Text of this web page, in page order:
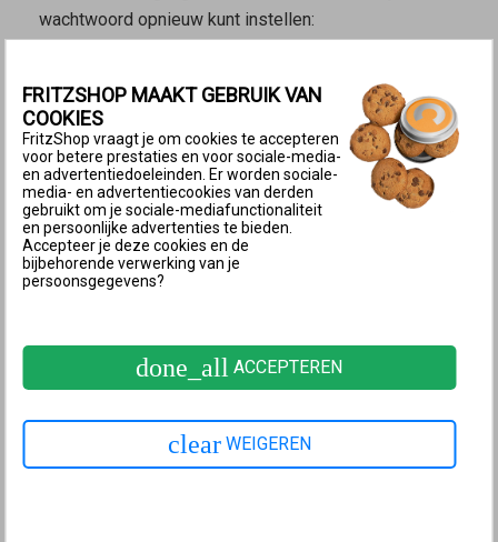
wachtwoord opnieuw kunt instellen:
FRITZ!Repeater.
Klik op de link "Forgot your password?"
Klik op de knop "Send Push Service mail". Als de
knop niet wordt weergegeven, dan is de push-
service "Forgot password" niet geconfigureerd.
Haal de e-mail op met het apparaat waarmee je de
push-service-e-mail hebt aangevraagd en volg de
aanwijzingen in de e-mail. Als je geen e-mail hebt
onjuist ingevoerd bij de push-service, óf de
repeater heeft geen internetverbinding.
reclame (spam) geclassificeerd. Controleer in dit
geval ook de spammap van je e-mailpostvak.
FRITZSHOP MAAKT GEBRUIK VAN
COOKIES
FritzShop vraagt je om cookies te accepteren
voor betere prestaties en voor sociale-media-
en advertentiedoeleinden. Er worden sociale-
media- en advertentiecookies van derden
gebruikt om je sociale-mediafunctionaliteit
en persoonlijke advertenties te bieden.
Accepteer je deze cookies en de
bijbehorende verwerking van je
persoonsgegevens?
done_all ACCEPTEREN
clear WEIGEREN